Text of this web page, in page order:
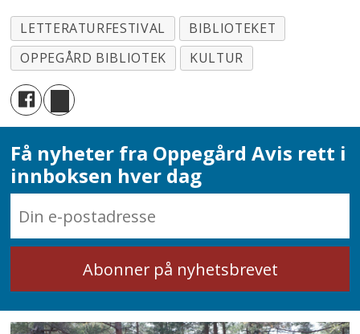
LETTERATURFESTIVAL
BIBLIOTEKET
OPPEGÅRD BIBLIOTEK
KULTUR
Få nyheter fra Oppegård Avis rett i
innboksen hver dag